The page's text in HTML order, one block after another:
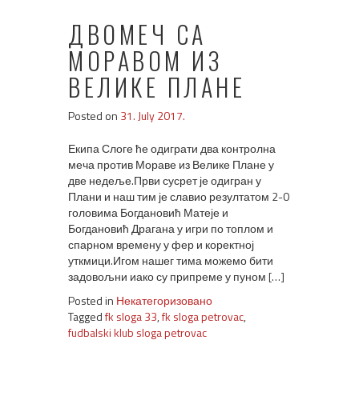
ДВОМЕЧ СА
МОРАВОМ ИЗ
ВЕЛИКЕ ПЛАНЕ
Posted on 31. July 2017.
Екипа Слоге ће одиграти два контролна
меча против Мораве из Велике Плане у
две недеље.Први сусрет је одигран у
Плани и наш тим је славио резултатом 2-0
головима Богдановић Матеје и
Богдановић Драгана у игри по топлом и
спарном времену у фер и коректној
уткмици.Игом нашег тима можемо бити
задовољни иако су припреме у пуном […]
Posted in Некатегоризовано
Taggedfk sloga 33,fk sloga petrovac,
fudbalski klub sloga petrovac